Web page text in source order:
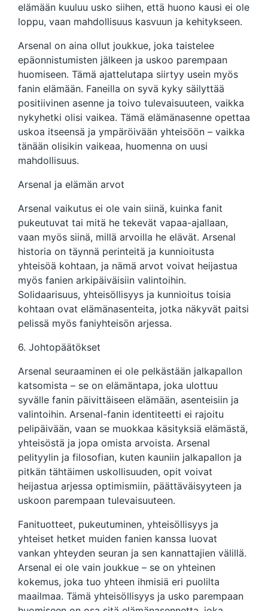
elämään kuuluu usko siihen, että huono kausi ei ole
loppu, vaan mahdollisuus kasvuun ja kehitykseen.
Arsenal on aina ollut joukkue, joka taistelee
epäonnistumisten jälkeen ja uskoo parempaan
huomiseen. Tämä ajattelutapa siirtyy usein myös
fanin elämään. Faneilla on syvä kyky säilyttää
positiivinen asenne ja toivo tulevaisuuteen, vaikka
nykyhetki olisi vaikea. Tämä elämänasenne opettaa
uskoa itseensä ja ympäröivään yhteisöön – vaikka
tänään olisikin vaikeaa, huomenna on uusi
mahdollisuus.
Arsenal ja elämän arvot
Arsenal vaikutus ei ole vain siinä, kuinka fanit
pukeutuvat tai mitä he tekevät vapaa-ajallaan,
vaan myös siinä, millä arvoilla he elävät. Arsenal
historia on täynnä perinteitä ja kunnioitusta
yhteisöä kohtaan, ja nämä arvot voivat heijastua
myös fanien arkipäiväisiin valintoihin.
Solidaarisuus, yhteisöllisyys ja kunnioitus toisia
kohtaan ovat elämänasenteita, jotka näkyvät paitsi
pelissä myös faniyhteisön arjessa.
6. Johtopäätökset
Arsenal seuraaminen ei ole pelkästään jalkapallon
katsomista – se on elämäntapa, joka ulottuu
syvälle fanin päivittäiseen elämään, asenteisiin ja
valintoihin. Arsenal-fanin identiteetti ei rajoitu
pelipäivään, vaan se muokkaa käsityksiä elämästä,
yhteisöstä ja jopa omista arvoista. Arsenal
pelityylin ja filosofian, kuten kauniin jalkapallon ja
pitkän tähtäimen uskollisuuden, opit voivat
heijastua arjessa optimismiin, päättäväisyyteen ja
uskoon parempaan tulevaisuuteen.
Fanituotteet, pukeutuminen, yhteisöllisyys ja
yhteiset hetket muiden fanien kanssa luovat
vankan yhteyden seuran ja sen kannattajien välillä.
Arsenal ei ole vain joukkue – se on yhteinen
kokemus, joka tuo yhteen ihmisiä eri puolilta
maailmaa. Tämä yhteisöllisyys ja usko parempaan